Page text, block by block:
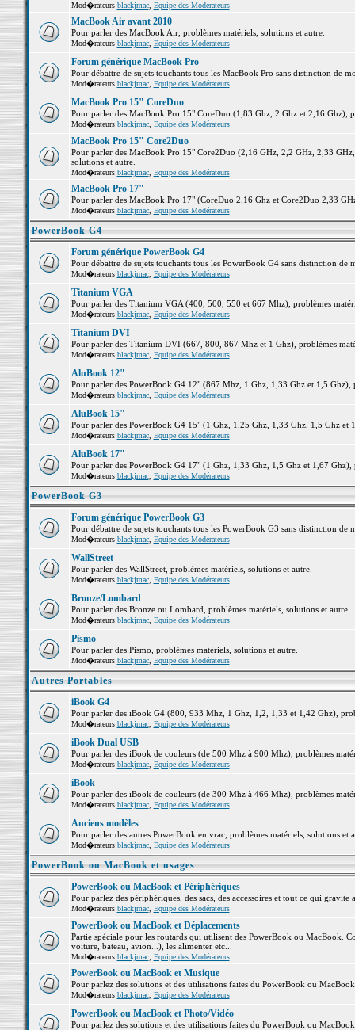
Mod�rateurs blackjmac, Equipe des Modérateurs
MacBook Air avant 2010
Pour parler des MacBook Air, problèmes matériels, solutions et autre.
Mod�rateurs blackjmac, Equipe des Modérateurs
Forum générique MacBook Pro
Pour débattre de sujets touchants tous les MacBook Pro sans distinction de
Mod�rateurs blackjmac, Equipe des Modérateurs
MacBook Pro 15" CoreDuo
Pour parler des MacBook Pro 15" CoreDuo (1,83 Ghz, 2 Ghz et 2,16 Ghz),
Mod�rateurs blackjmac, Equipe des Modérateurs
MacBook Pro 15" Core2Duo
Pour parler des MacBook Pro 15" Core2Duo (2,16 GHz, 2,2 GHz, 2,33
solutions et autre.
Mod�rateurs blackjmac, Equipe des Modérateurs
MacBook Pro 17"
Pour parler des MacBook Pro 17" (CoreDuo 2,16 Ghz et Core2Duo 2,33
Mod�rateurs blackjmac, Equipe des Modérateurs
PowerBook G4
Forum générique PowerBook G4
Pour débattre de sujets touchants tous les PowerBook G4 sans distinction de
Mod�rateurs blackjmac, Equipe des Modérateurs
Titanium VGA
Pour parler des Titanium VGA (400, 500, 550 et 667 Mhz), problèmes
Mod�rateurs blackjmac, Equipe des Modérateurs
Titanium DVI
Pour parler des Titanium DVI (667, 800, 867 Mhz et 1 Ghz), problèmes
Mod�rateurs blackjmac, Equipe des Modérateurs
AluBook 12"
Pour parler des PowerBook G4 12" (867 Mhz, 1 Ghz, 1,33 Ghz et 1,5 Ghz),
Mod�rateurs blackjmac, Equipe des Modérateurs
AluBook 15"
Pour parler des PowerBook G4 15" (1 Ghz, 1,25 Ghz, 1,33 Ghz, 1,5 Ghz et
Mod�rateurs blackjmac, Equipe des Modérateurs
AluBook 17"
Pour parler des PowerBook G4 17" (1 Ghz, 1,33 Ghz, 1,5 Ghz et 1,67 Ghz),
Mod�rateurs blackjmac, Equipe des Modérateurs
PowerBook G3
Forum générique PowerBook G3
Pour débattre de sujets touchants tous les PowerBook G3 sans distinction de
Mod�rateurs blackjmac, Equipe des Modérateurs
WallStreet
Pour parler des WallStreet, problèmes matériels, solutions et autre.
Mod�rateurs blackjmac, Equipe des Modérateurs
Bronze/Lombard
Pour parler des Bronze ou Lombard, problèmes matériels, solutions et autre.
Mod�rateurs blackjmac, Equipe des Modérateurs
Pismo
Pour parler des Pismo, problèmes matériels, solutions et autre.
Mod�rateurs blackjmac, Equipe des Modérateurs
Autres Portables
iBook G4
Pour parler des iBook G4 (800, 933 Mhz, 1 Ghz, 1,2, 1,33 et 1,42 Ghz),
Mod�rateurs blackjmac, Equipe des Modérateurs
iBook Dual USB
Pour parler des iBook de couleurs (de 500 Mhz à 900 Mhz), problèmes
Mod�rateurs blackjmac, Equipe des Modérateurs
iBook
Pour parler des iBook de couleurs (de 300 Mhz à 466 Mhz), problèmes
Mod�rateurs blackjmac, Equipe des Modérateurs
Anciens modèles
Pour parler des autres PowerBook en vrac, problèmes matériels, solutions et
Mod�rateurs blackjmac, Equipe des Modérateurs
PowerBook ou MacBook et usages
PowerBook ou MacBook et Périphériques
Pour parlez des périphériques, des sacs, des accessoires et tout ce qui
Mod�rateurs blackjmac, Equipe des Modérateurs
PowerBook ou MacBook et Déplacements
Partie spéciale pour les routards qui utilisent des PowerBook ou MacBook.
voiture, bateau, avion...), les alimenter etc...
Mod�rateurs blackjmac, Equipe des Modérateurs
PowerBook ou MacBook et Musique
Pour parlez des solutions et des utilisations faites du PowerBook ou
Mod�rateurs blackjmac, Equipe des Modérateurs
PowerBook ou MacBook et Photo/Vidéo
Pour parlez des solutions et des utilisations faites du PowerBook ou